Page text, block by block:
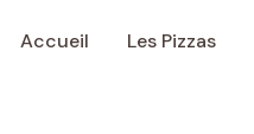
Accueil Les Pizzas